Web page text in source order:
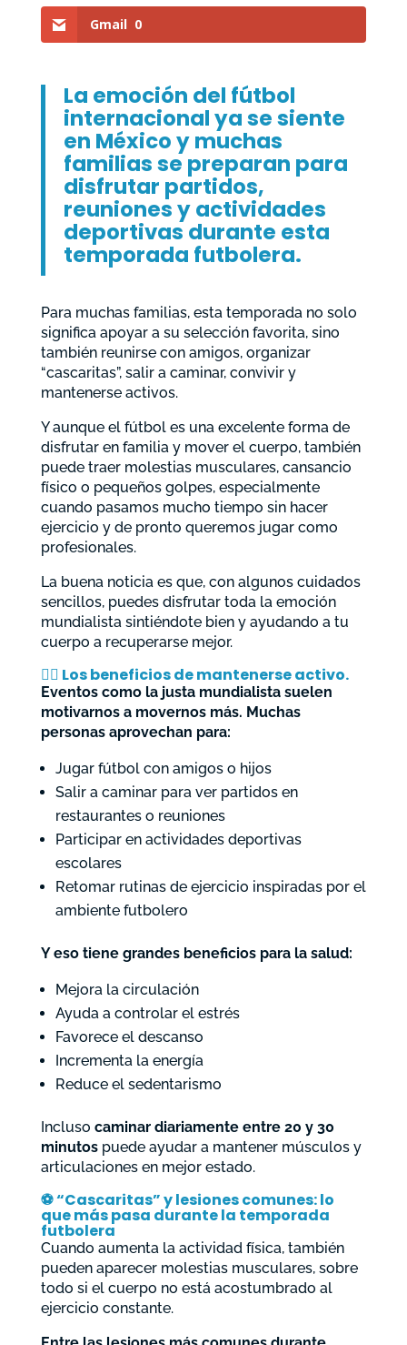
Gmail 0
La emoción del fútbol
internacional ya se siente
en México y muchas
familias se preparan para
disfrutar partidos,
reuniones y actividades
deportivas durante esta
temporada futbolera.
Para muchas familias, esta temporada no solo
significa apoyar a su selección favorita, sino
también reunirse con amigos, organizar
“cascaritas”, salir a caminar, convivir y
mantenerse activos.
Y aunque el fútbol es una excelente forma de
disfrutar en familia y mover el cuerpo, también
puede traer molestias musculares, cansancio
físico o pequeños golpes, especialmente
cuando pasamos mucho tiempo sin hacer
ejercicio y de pronto queremos jugar como
profesionales.
La buena noticia es que, con algunos cuidados
sencillos, puedes disfrutar toda la emoción
mundialista sintiéndote bien y ayudando a tu
cuerpo a recuperarse mejor.
🚶‍♂️ Los beneficios de mantenerse activo.
Eventos como la justa mundialista suelen
motivarnos a movernos más. Muchas
personas aprovechan para:
Jugar fútbol con amigos o hijos
Salir a caminar para ver partidos en
restaurantes o reuniones
Participar en actividades deportivas
escolares
Retomar rutinas de ejercicio inspiradas por el
ambiente futbolero
Y eso tiene grandes beneficios para la salud:
Mejora la circulación
Ayuda a controlar el estrés
Favorece el descanso
Incrementa la energía
Reduce el sedentarismo
Incluso caminar diariamente entre 20 y 30
minutospuede ayudar a mantener músculos y
articulaciones en mejor estado.
⚽“Cascaritas” y lesiones comunes: lo
que más pasa durante la temporada
futbolera
Cuando aumenta la actividad física, también
pueden aparecer molestias musculares, sobre
todo si el cuerpo no está acostumbrado al
ejercicio constante.